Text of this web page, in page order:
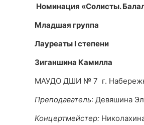
Номинация «Солисты.
Младшая группа
Лауреаты Iстепени
Зиганшина Камилла
МАУДО ДШИ № 7 г.
Преподаватель: Девяшина
Концертмейстер: